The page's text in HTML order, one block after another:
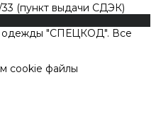
33 (пункт выдачи СДЭК)
одежды "СПЕЦКОД". Все
cookie файлы